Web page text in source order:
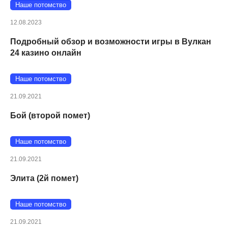
Наше потомство
12.08.2023
Подробный обзор и возможности игры в Вулкан
24 казино онлайн
Наше потомство
21.09.2021
Бой (второй помет)
Наше потомство
21.09.2021
Элита (2й помет)
Наше потомство
21.09.2021